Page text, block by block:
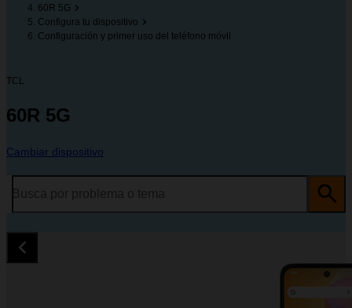
60R 5G
Configura tu dispositivo
Configuración y primer uso del teléfono móvil
TCL
60R 5G
Cambiar dispositivo